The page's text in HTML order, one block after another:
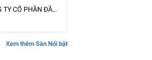
TY CỔ PHẦN ĐẦU
Xem thêm Sàn Nổi bật